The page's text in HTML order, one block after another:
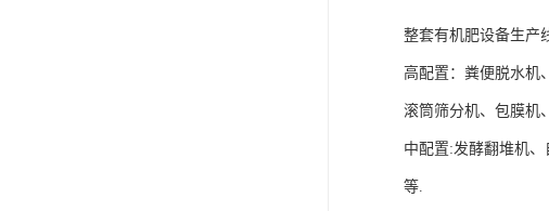
整套有机肥设备生产
高配置：粪便脱水机
滚筒筛分机、包膜
中配置:发酵翻堆机
等.